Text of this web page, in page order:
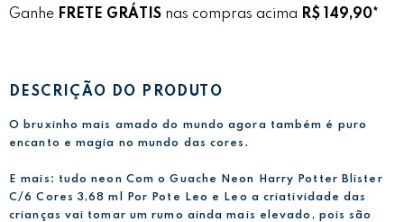
Ganhe FRETE GRÁTIS nas compras acima R$ 149,90*
DESCRIÇÃO DO PRODUTO
O bruxinho mais amado do mundo agora também é puro
encanto e magia no mundo das cores.
E mais: tudo neon Com o Guache Neon Harry Potter Blister
C/6 Cores 3,68 ml Por Pote Leo e Leo a criatividade das
crianças vai tomar um rumo ainda mais elevado, pois são